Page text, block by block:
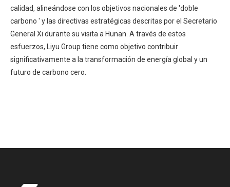
calidad, alineándose con los objetivos nacionales de 'doble
carbono ' y las directivas estratégicas descritas por el Secretario
General Xi durante su visita a Hunan. A través de estos
esfuerzos, Liyu Group tiene como objetivo contribuir
significativamente a la transformación de energía global y un
futuro de carbono cero.